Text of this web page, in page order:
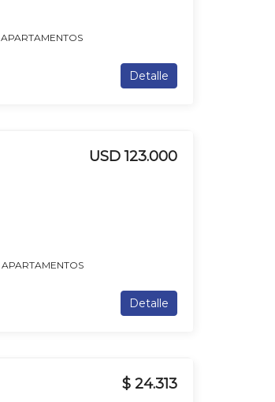
APARTAMENTOS
Detalle
USD 123.000
APARTAMENTOS
Detalle
$ 24.313